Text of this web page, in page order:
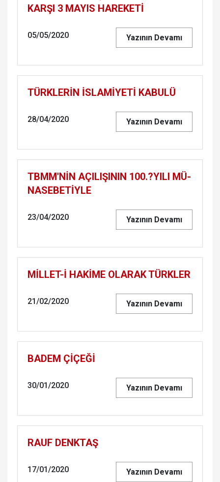
KARŞI 3 MAYIS HA­RE­KETİ
05/05/2020 Yazının Devamı
TÜRK­LERİN İSLAMİYETİ KA­BU­LÜ
28/04/2020 Yazının Devamı
TBMM'NİN AÇI­LI­ŞI­NIN 100.?YILI MÜ­
NA­SE­BETİYLE
23/04/2020 Yazının Devamı
MİLLET-İ HAKİME OLA­RAK TÜRK­LER
21/02/2020 Yazının Devamı
BADEM ÇİÇEĞİ
30/01/2020 Yazının Devamı
RAUF DENK­TAŞ
17/01/2020 Yazının Devamı